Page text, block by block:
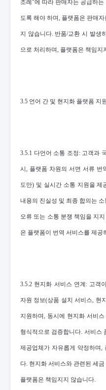
조례"에 따라 판매자는 공급하
도록 해야 하며, 플랫폼은 판매
지 않습니다. 반품/교환 시 발생
으로 처리하며, 플랫폼은 책임지
3.5 언어 간 및 현지화 플랫폼 지원
3.5.1 다언어 소통 조정: 고객과
시, 플랫폼 차원의 서면 서류 번
도만) 및 실시간 소통 지원을 제
내용의 진실성 및 최종 합의는
오류 또는 소통 분쟁 책임을 지
은 플랫폼이 번역 서비스를 제공
3.5.2 현지화 서비스 연계: 고객
자원 정보(상품 설치 서비스, 현
지원하며, 동시에 현지화 서비
형식적으로 검증합니다. 서비스
제공업체가 자유롭게 약정하며,
다. 현지화 서비스와 관련된 세
플랫폼은 책임지지 않습니다.